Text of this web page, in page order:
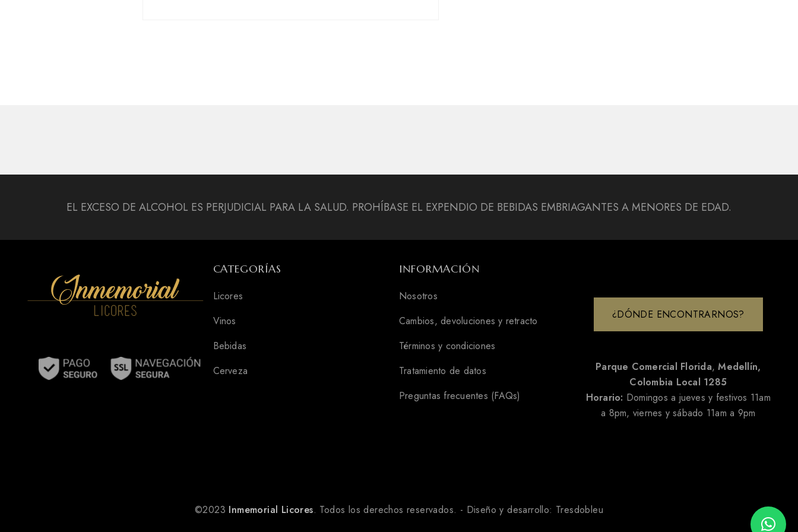
EL EXCESO DE ALCOHOL ES PERJUDICIAL PARA LA SALUD. PROHÍBASE EL EXPENDIO DE BEBIDAS EMBRIAGANTES A MENORES DE EDAD.
CATEGORÍAS
Licores
Vinos
Bebidas
Cerveza
INFORMACIÓN
Nosotros
Cambios, devoluciones y retracto
Términos y condiciones
Tratamiento de datos
Preguntas frecuentes (FAQs)
¿DÓNDE ENCONTRARNOS?
Parque Comercial Florida,Medellín,
Colombia Local 1285
Horario: Domingos a jueves y festivos 11am
a 8pm, viernes y sábado 11am a 9pm
©2023 Inmemorial Licores. Todos los derechos reservados. - Diseño y desarrollo: Tresdobleu